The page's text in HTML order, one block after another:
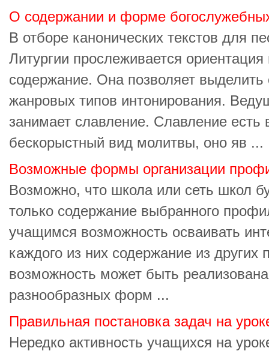
О содержании и форме
В отборе канонических текстов для
Литургии прослеживается
содержание. Она позволяет выделить
жанровых типов интонирования.
занимает славление. Славление
бескорыстный вид молитвы, оно яв ...
Возможные формы организации
Возможно, что школа или сеть школ
только содержание выбранного
учащимся возможность осваивать
каждого из них содержание из
возможность может быть
разнообразных форм ...
Правильная постановка задач на
Нередко активность учащихся на